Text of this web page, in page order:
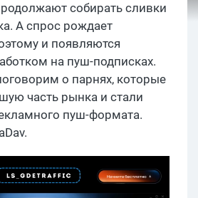
собирать сливки
А спрос рождает
и появляются
на пуш-подписках.
о парнях, которые
часть рынка и стали
пуш-формата.